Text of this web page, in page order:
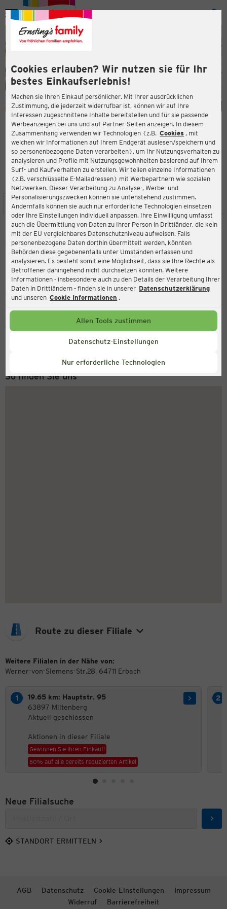
Cookies erlauben? Wir nutzen sie für Ihr
bestes Einkaufserlebnis!
Machen sie Ihren Einkauf persönlicher. Mit Ihrer ausdrücklichen
Zustimmung, die jederzeit widerrufbar ist, können wir auf Ihre
Interessen zugeschnittene Inhalte bereitstellen und für sie passende
Werbeanzeigen bei uns und auf Partner-Seiten anzeigen. In diesem
Zusammenhang verwenden wir Technologien (z.B. Cookies , mit
welchen wir Informationen auf Ihrem Endgerät auslesen/speichern und
so personenbezogene Daten verarbeiten), um Ihr Nutzungsverhalten zu
analysieren und Profile mit Nutzungsgewohnheiten basierend auf Ihrem
Surf- und Kaufverhalten zu erstellen. Wir teilen einzelne Informationen
(z.B. verschlüsselte E-Mailadressen) mit Werbepartnern wie sozialen
Netzwerken. Dieser Verarbeitung zu Analyse-, Werbe- und
Personalisierungszwecken können sie untenstehend zustimmen.
Andernfalls können sie auch nur erforderliche Technologien einsetzen
oder Ihre Einstellungen individuell anpassen. Ihre Einwilligung umfasst
auch die Übermittlung von Daten zu Ihrer Person in Drittländer, die kein
mit der EU vergleichbares Datenschutzniveau aufweisen. Falls
personenbezogene Daten dorthin übermittelt werden, könnten
Behörden diese gegebenenfalls unter Umständen erfassen und
analysieren. Es besteht somit eine Möglichkeit, dass sie Ihre Rechte als
Betroffener dahingehend nicht durchsetzen könnten. Weitere
Informationen - insbesondere auch zu den Details der Verarbeitung Ihrer
Daten in Drittländern - finden sie in unserer Datenschutzerklärung
und unseren Cookie Informationen .
Allen Tools zustimmen
Datenschutz-Einstellungen
Nur erforderliche Technologien
Menü
ERNSTING'S FAMILY FILIALE
Werner-von-Siemens-Str.28
64711 Erbach
4,3
Bewertung:
STANDORT SERVICES SORTIMENT AKTIONEN
Ernsting's family
Werner-von-Siemens-Str.28, 64711 Erbach
Aktuell:
Geschlossen
Service Hotline
+43 (0) 1 2675 502
So finden Sie uns
Route zu dieser Filiale
Weitere Filialen in der Nähe von:
Werner-von-Siemens-Str.28, 64711 Erbach
19.65 km: Hauptstr. 95
63897 Miltenberg
Aktuell geschlossen
Aktionen in dieser Filiale
Gewinnen Sie Ihren Einkauf!
50% auf alle bereits reduzierten Artikel
Neue Filialsuche
STANDORT ERMITTELN
AGB Datenschutz Cookie-Einstellungen
Impressum
Widerruf
Barrierefreiheit